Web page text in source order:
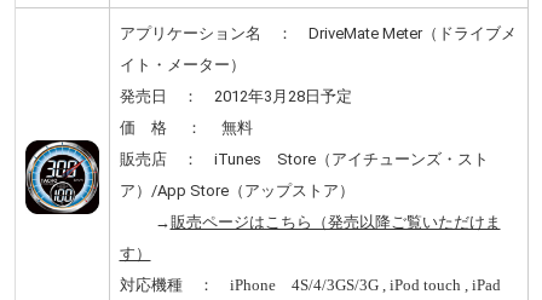
アプリケーション名 ： DriveMate Meter（ドライブメ
イト・メーター）
発売日 ： 2012年3月28日予定
価 格 ： 無料
販売店 ： iTunes Store（アイチューンズ・スト
ア）/App Store（アップストア）
→販売ページはこちら（発売以降ご覧いただけま
す）
対応機種 ： iPhone 4S/4/3GS/3G , iPod touch , iPad